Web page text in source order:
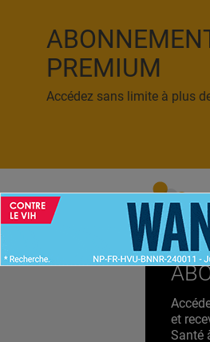
PREMIUM
Accédez sans limite à plus
et
Santé